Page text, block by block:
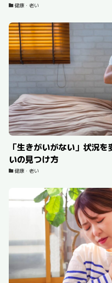
健康・老い
「生きがいがない」状況
いの見つけ方
健康・老い